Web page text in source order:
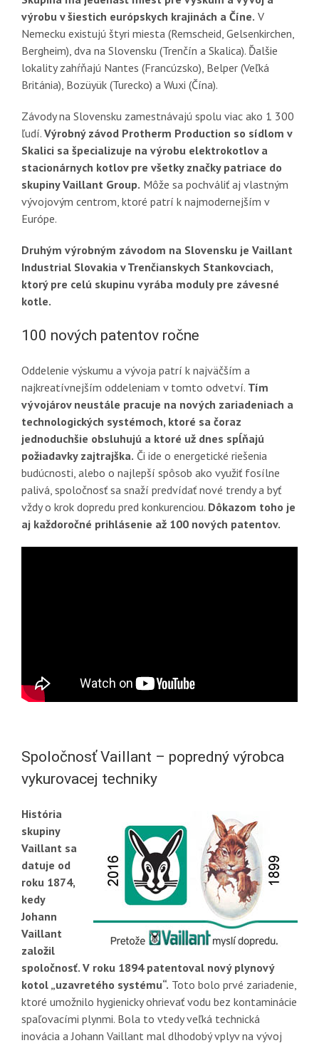
výrobu v šiestich európskych krajinách a Číne. V
Nemecku existujú štyri miesta (Remscheid, Gelsenkirchen,
Bergheim), dva na Slovensku (Trenčín a Skalica). Ďalšie
lokality zahŕňajú Nantes (Francúzsko), Belper (Veľká
Británia), Bozüyük (Turecko) a Wuxi (Čína).
Závody na Slovensku zamestnávajú spolu viac ako 1 300
ľudí. Výrobný závod Protherm Production so sídlom v
Skalici sa špecializuje na výrobu elektrokotlov a
stacionárnych kotlov pre všetky značky patriace do
skupiny Vaillant Group. Môže sa pochváliť aj vlastným
vývojovým centrom, ktoré patrí k najmodernejším v
Európe.
Druhým výrobným závodom na Slovensku je Vaillant
Industrial Slovakia v Trenčianskych Stankovciach,
ktorý pre celú skupinu vyrába moduly pre závesné
kotle.
100 nových patentov ročne
Oddelenie výskumu a vývoja patrí k najväčším a
najkreatívnejším oddeleniam v tomto odvetví. Tím
vývojárov neustále pracuje na nových zariadeniach a
technologických systémoch, ktoré sa čoraz
jednoduchšie obsluhujú a ktoré už dnes spĺňajú
požiadavky zajtrajška. Či ide o energetické riešenia
budúcnosti, alebo o najlepší spôsob ako využiť fosílne
palivá, spoločnosť sa snaží predvídať nové trendy a byť
vždy o krok dopredu pred konkurenciou. Dôkazom toho je
aj každoročné prihlásenie až 100 nových patentov.
Spoločnosť Vaillant – popredný výrobca
vykurovacej techniky
História
skupiny
Vaillant sa
datuje od
roku 1874,
kedy
Johann
Vaillant
založil
spoločnosť. V roku 1894 patentoval nový plynový
kotol „uzavretého systému“. Toto bolo prvé zariadenie,
ktoré umožnilo hygienicky ohrievať vodu bez kontaminácie
spaľovacími plynmi. Bola to vtedy veľká technická
inovácia a Johann Vaillant mal dlhodobý vplyv na vývoj